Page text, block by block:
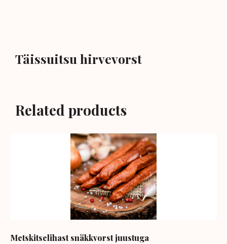
Täissuitsu hirvevorst
Related products
Metskitselihast snäkkvorst juustuga